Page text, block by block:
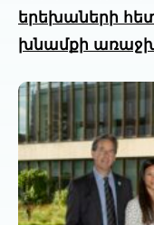
երեխաների
խնամքի